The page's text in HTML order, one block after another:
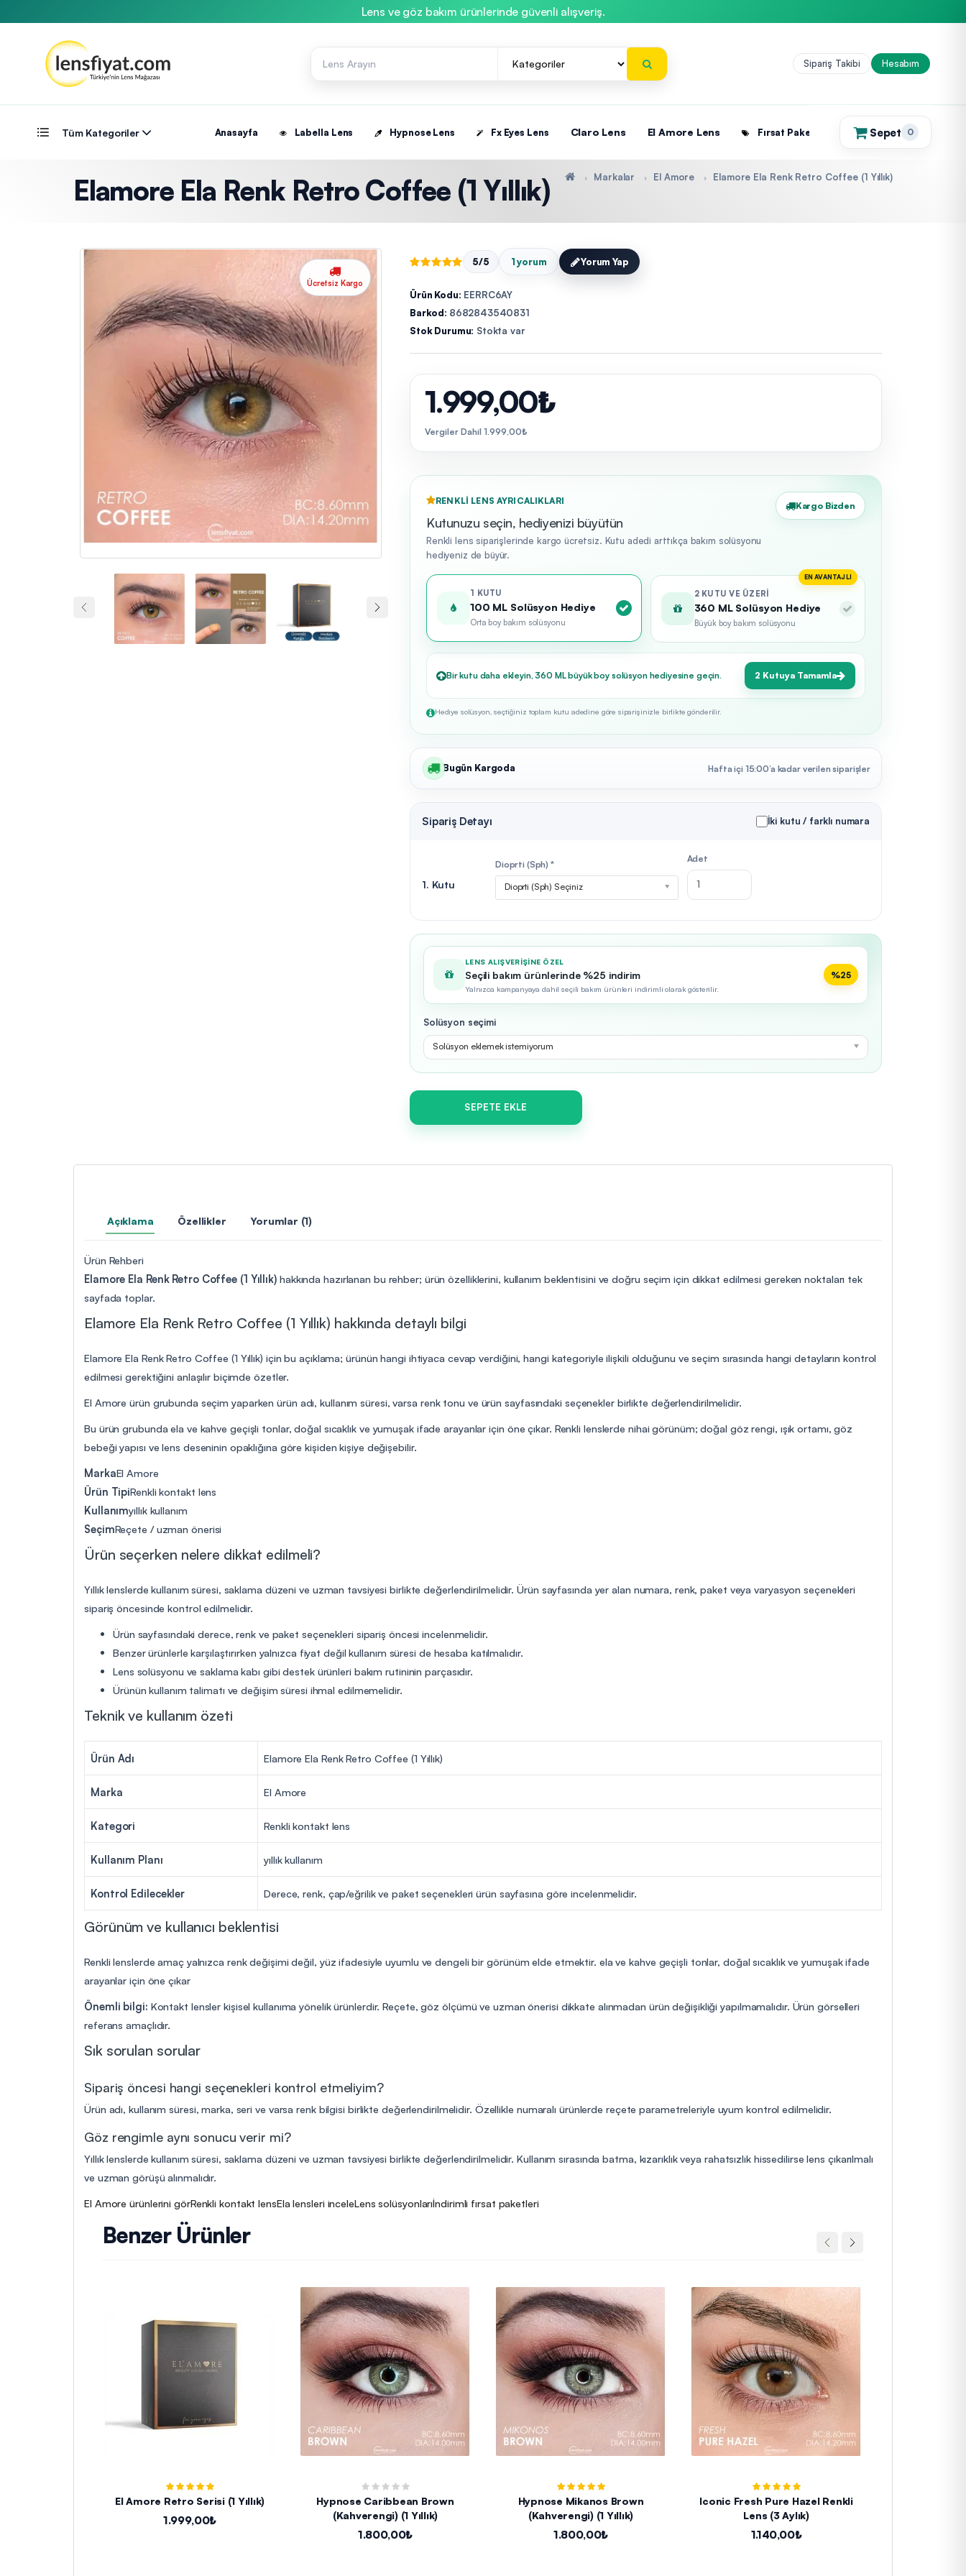
Lens ve göz bakım ürünlerinde güvenli alışveriş.
Sipariş Takibi Hesabım
Tüm Kategoriler Anasayfa Labella Lens Hypnose Lens Fx Eyes Lens Claro Lens El Amore Lens Fırsat Paketleri Sepet 0
(0)
Elamore Ela Renk Retro Coffee (1 Yıllık) Markalar El Amore Elamore Ela Renk Retro Coffee (1 Yıllık)
Ücretsiz Kargo
5/5 1 yorum Yorum Yap
Ürün Kodu: EERRC6AY
Barkod: 8682843540831
Stok Durumu: Stokta var
1.999,00₺
Vergiler Dahil 1.999,00₺
RENKLI LENS AYRICALIKLARI
Kutunuzu seçin, hediyenizi büyütün
Renkli lens siparişlerinde kargo ücretsiz. Kutu adedi arttıkça bakım solüsyonu
hediyeniz de büyür.
Kargo Bizden
1 KUTU
100 ML Solüsyon Hediye
Orta boy bakım solüsyonu
EN AVANTAJLI
2 KUTU VE ÜZERI
360 ML Solüsyon Hediye
Büyük boy bakım solüsyonu
Bir kutu daha ekleyin, 360 ML büyük boy solüsyon hediyesine geçin. 2 Kutuya Tamamla
Hediye solüsyon, seçtiğiniz toplam kutu adedine göre siparişinizle birlikte gönderilir.
Bugün Kargoda Hafta içi 15:00’a kadar verilen siparişler
Sipariş Detayı İki kutu / farklı numara
1. Kutu
Dioprti (Sph) *
Dioprti (Sph) Seçiniz
Adet
LENS ALIŞVERIŞINE ÖZEL
Seçili bakım ürünlerinde %25 indirim
Yalnızca kampanyaya dahil seçili bakım ürünleri indirimli olarak gösterilir.
%25
Solüsyon seçimi
Solüsyon eklemek istemiyorum
SEPETE EKLE
Açıklama Özellikler Yorumlar (1)
Ürün Rehberi
Elamore Ela Renk Retro Coffee (1 Yıllık) hakkında hazırlanan bu rehber; ürün özelliklerini, kullanım beklentisini ve doğru seçim için dikkat edilmesi gereken noktaları tek
sayfada toplar.
Elamore Ela Renk Retro Coffee (1 Yıllık) hakkında detaylı bilgi
Elamore Ela Renk Retro Coffee (1 Yıllık) için bu açıklama; ürünün hangi ihtiyaca cevap verdiğini, hangi kategoriyle ilişkili olduğunu ve seçim sırasında hangi detayların kontrol
edilmesi gerektiğini anlaşılır biçimde özetler.
El Amore ürün grubunda seçim yaparken ürün adı, kullanım süresi, varsa renk tonu ve ürün sayfasındaki seçenekler birlikte değerlendirilmelidir.
Bu ürün grubunda ela ve kahve geçişli tonlar, doğal sıcaklık ve yumuşak ifade arayanlar için öne çıkar. Renkli lenslerde nihai görünüm; doğal göz rengi, ışık ortamı, göz
bebeği yapısı ve lens deseninin opaklığına göre kişiden kişiye değişebilir.
MarkaEl Amore
Ürün TipiRenkli kontakt lens
Kullanımyıllık kullanım
SeçimReçete / uzman önerisi
Ürün seçerken nelere dikkat edilmeli?
Yıllık lenslerde kullanım süresi, saklama düzeni ve uzman tavsiyesi birlikte değerlendirilmelidir. Ürün sayfasında yer alan numara, renk, paket veya varyasyon seçenekleri
sipariş öncesinde kontrol edilmelidir.
Ürün sayfasındaki derece, renk ve paket seçenekleri sipariş öncesi incelenmelidir.
Benzer ürünlerle karşılaştırırken yalnızca fiyat değil kullanım süresi de hesaba katılmalıdır.
Lens solüsyonu ve saklama kabı gibi destek ürünleri bakım rutininin parçasıdır.
Ürünün kullanım talimatı ve değişim süresi ihmal edilmemelidir.
Teknik ve kullanım özeti
Ürün Adı Elamore Ela Renk Retro Coffee (1 Yıllık)
Marka El Amore
Kategori Renkli kontakt lens
Kullanım Planı yıllık kullanım
Kontrol Edilecekler Derece, renk, çap/eğrilik ve paket seçenekleri ürün sayfasına göre incelenmelidir.
Görünüm ve kullanıcı beklentisi
Renkli lenslerde amaç yalnızca renk değişimi değil, yüz ifadesiyle uyumlu ve dengeli bir görünüm elde etmektir. ela ve kahve geçişli tonlar, doğal sıcaklık ve yumuşak ifade
arayanlar için öne çıkar
Önemli bilgi: Kontakt lensler kişisel kullanıma yönelik ürünlerdir. Reçete, göz ölçümü ve uzman önerisi dikkate alınmadan ürün değişikliği yapılmamalıdır. Ürün görselleri
referans amaçlıdır.
Sık sorulan sorular
Sipariş öncesi hangi seçenekleri kontrol etmeliyim?
Ürün adı, kullanım süresi, marka, seri ve varsa renk bilgisi birlikte değerlendirilmelidir. Özellikle numaralı ürünlerde reçete parametreleriyle uyum kontrol edilmelidir.
Göz rengimle aynı sonucu verir mi?
Yıllık lenslerde kullanım süresi, saklama düzeni ve uzman tavsiyesi birlikte değerlendirilmelidir. Kullanım sırasında batma, kızarıklık veya rahatsızlık hissedilirse lens çıkarılmalı
ve uzman görüşü alınmalıdır.
El Amore ürünlerini görRenkli kontakt lensEla lensleri inceleLens solüsyonlarıİndirimli fırsat paketleri
Benzer Ürünler
El Amore Retro Serisi (1 Yıllık)
1.999,00₺
Hypnose Caribbean Brown
(Kahverengi) (1 Yıllık)
1.800,00₺
Hypnose Mikanos Brown
(Kahverengi) (1 Yıllık)
1.800,00₺
Iconic Fresh Pure Hazel Renkli
Lens (3 Aylık)
1.140,00₺